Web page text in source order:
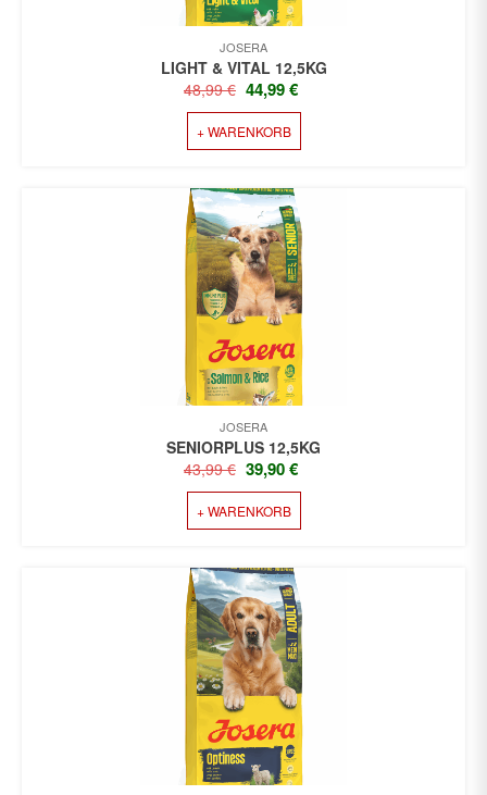
JOSERA
LIGHT & VITAL 12,5KG
48,99€ URSPRÜNGLICHER
PREIS
WAR:
48,99 €
44,99€
+ WARENKORB
JOSERA
SENIORPLUS 12,5KG
43,99€ URSPRÜNGLICHER
PREIS
WAR:
43,99 €
39,90€
+ WARENKORB